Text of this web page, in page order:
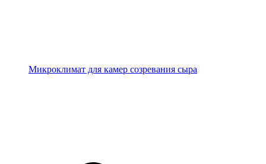
Микроклимат для камер созревания сыра